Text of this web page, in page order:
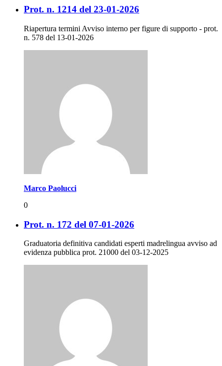
Prot. n. 1214 del 23-01-2026
Riapertura termini Avviso interno per figure di supporto - prot.
n. 578 del 13-01-2026
Marco Paolucci
0
Prot. n. 172 del 07-01-2026
Graduatoria definitiva candidati esperti madrelingua avviso ad
evidenza pubblica prot. 21000 del 03-12-2025